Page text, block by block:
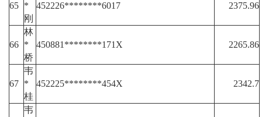
65 *
刚
452226********6017 2375.96
66
林
*
桥
450881********171X 2265.86
67
韦
*
桂
452225********454X 2342.7
韦